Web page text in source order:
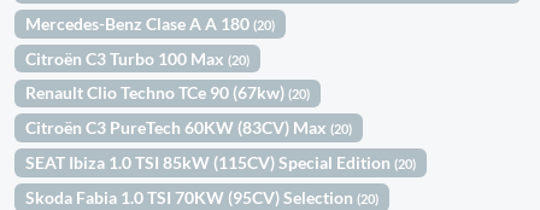
Mercedes-Benz Clase A A 180(20)
Citroën C3 Turbo 100 Max(20)
Renault Clio Techno TCe 90 (67kw)(20)
Citroën C3 PureTech 60KW (83CV) Max(20)
SEAT Ibiza 1.0 TSI 85kW (115CV) Special Edition(20)
Skoda Fabia 1.0 TSI 70KW (95CV) Selection(20)